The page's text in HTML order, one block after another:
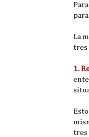
La
tres
1.
tres